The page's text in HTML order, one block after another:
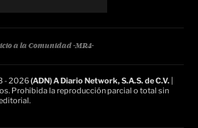
a la Comunidad -MR4-
- 2026(ADN) A Diario Network, S.A.S. de C.V.
Prohibida la reproducción parcial o total sin